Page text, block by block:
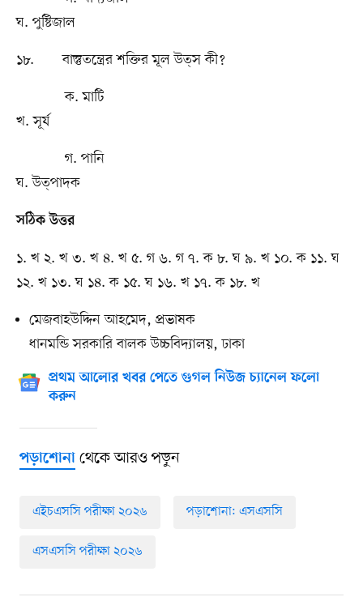
ঘ. পুষ্টিজাল
১৮. বাস্তুতন্ত্রের শক্তির মূল উত্স কী?
ক. মাটি
খ. সূর্য
গ. পানি
ঘ. উত্পাদক
সঠিক উত্তর
১. খ ২. খ ৩. খ ৪. খ ৫. গ ৬. গ ৭. ক ৮. ঘ ৯. খ ১০. ক ১১. ঘ
১২. খ ১৩. ঘ ১৪. ক ১৫. ঘ ১৬. খ ১৭. ক ১৮. খ
মেজবাহউদ্দিন আহমেদ, প্রভাষক
ধানমন্ডি সরকারি বালক উচ্চবিদ্যালয়, ঢাকা
প্রথম আলোর খবর পেতে গুগল নিউজ চ্যানেল ফলো
করুন
পড়াশোনাথেকে আরও পড়ুন
এইচএসসি পরীক্ষা ২০২৬ পড়াশোনা: এসএসসি
এসএসসি পরীক্ষা ২০২৬